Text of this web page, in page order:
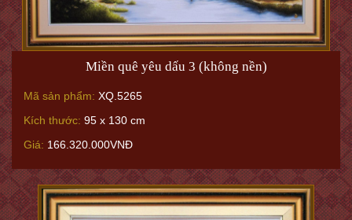
Miền quê yêu dấu 3 (không nền)
Mã sản phẩm: XQ.5265
Kích thước: 95 x 130 cm
Giá: 166.320.000VNĐ